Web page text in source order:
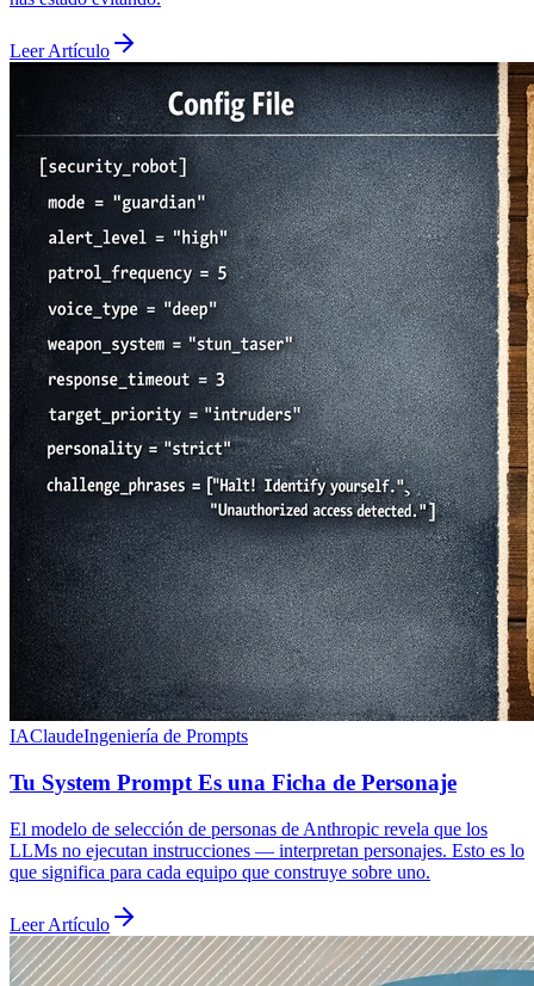
Leer Artículo
IAClaudeIngeniería de Prompts
Tu System Prompt Es una Ficha de Personaje
El modelo de selección de personas de Anthropic revela que los
LLMs no ejecutan instrucciones — interpretan personajes. Esto es lo
que significa para cada equipo que construye sobre uno.
Leer Artículo